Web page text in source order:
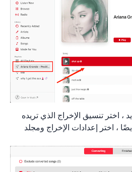
، اختر تنسيق الإخراج الذي تريده
، اختر إعدادات الإخراج ومجلد